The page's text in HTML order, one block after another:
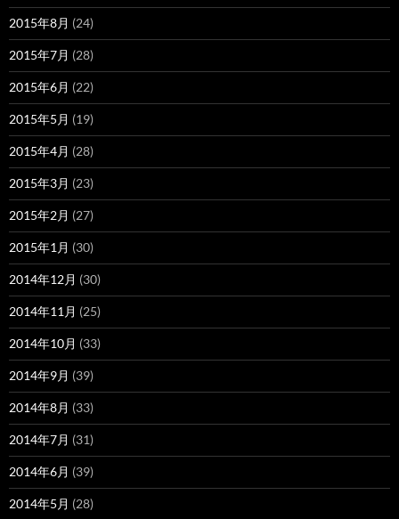
2015年8月 (24)
2015年7月 (28)
2015年6月 (22)
2015年5月 (19)
2015年4月 (28)
2015年3月 (23)
2015年2月 (27)
2015年1月 (30)
2014年12月 (30)
2014年11月 (25)
2014年10月 (33)
2014年9月 (39)
2014年8月 (33)
2014年7月 (31)
2014年6月 (39)
2014年5月 (28)